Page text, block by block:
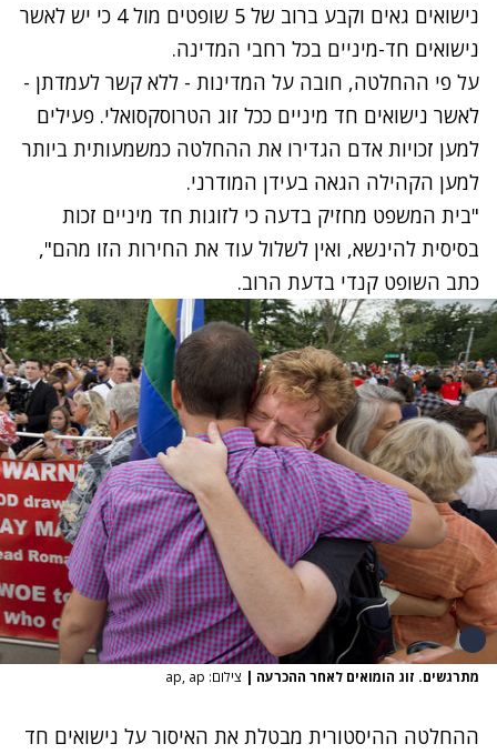
נישואים גאים וקבע ברוב של 5 שופטים מול 4 כי יש לאשר
נישואים חד-מיניים בכל רחבי המדינה.
על פי ההחלטה, חובה על המדינות - ללא קשר לעמדתן -
לאשר נישואים חד מיניים ככל זוג הטרוסקסואלי. פעילים
למען זכויות אדם הגדירו את ההחלטה כמשמעותית ביותר
למען הקהילה הגאה בעידן המודרני.
"בית המשפט מחזיק בדעה כי לזוגות חד מיניים זכות
בסיסית להינשא, ואין לשלול עוד את החירות הזו מהם",
כתב השופט קנדי בדעת הרוב.
מתרגשים. זוג הומואים לאחר ההכרעה | צילום: ap, ap
ההחלטה ההיסטורית מבטלת את האיסור על נישואים חד